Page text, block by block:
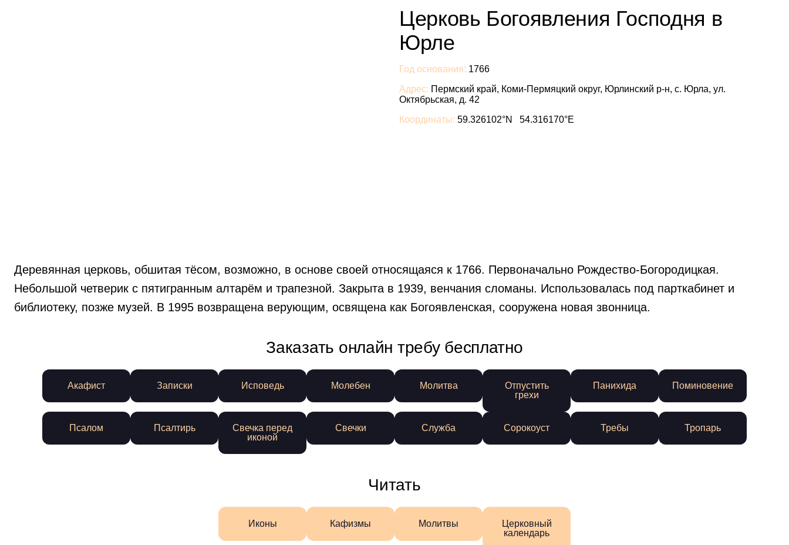
Церковь Богоявления Господня в
Юрле
Год основания: 1766
Адрес: Пермский край, Коми-Пермяцкий округ, Юрлинский р-н, с. Юрла, ул.
Октябрьская, д. 42
Координаты: 59.326102°N 54.316170°E
Деревянная церковь, обшитая тёсом, возможно, в основе своей относящаяся к 1766. Первоначально Рождество-Богородицкая.
Небольшой четверик с пятигранным алтарём и трапезной. Закрыта в 1939, венчания сломаны. Использовалась под парткабинет и
библиотеку, позже музей. В 1995 возвращена верующим, освящена как Богоявленская, сооружена новая звонница.
Заказать онлайн требу бесплатно
Акафист Записки Исповедь Молебен Молитва
Отпустить
грехи
Панихида Поминовение
Псалом Псалтирь
Свечка перед
иконой
Свечки Служба Сорокоуст Требы Тропарь
Читать
Иконы Кафизмы Молитвы
Церковный
календарь